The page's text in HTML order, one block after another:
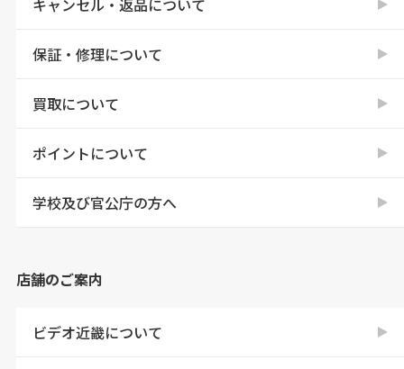
保証・修理について
買取について
ポイントについて
学校及び官公庁の方へ
店舗のご案内
ビデオ近畿について